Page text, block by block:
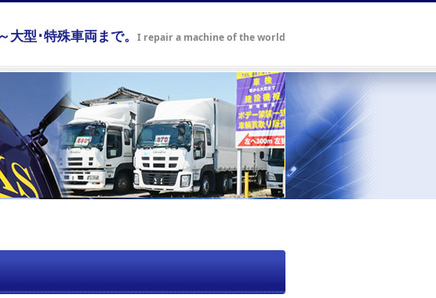
大型･特殊車両まで。 I repair a machine of the world